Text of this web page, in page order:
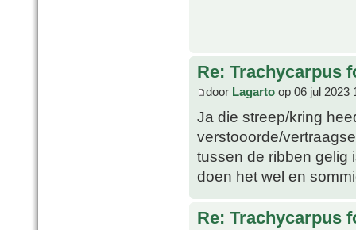
Re: Trachycarpus
door Lagarto op 06 jul 2023
Ja die streep/kring
verstooorde/
tussen de ribben gelig
doen het wel en
Re: Trachycarpus